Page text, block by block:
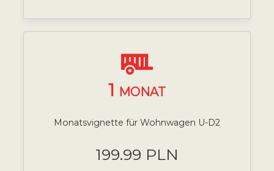
1 MONAT
Monatsvignette für Wohnwagen U-D2
199.99 PLN